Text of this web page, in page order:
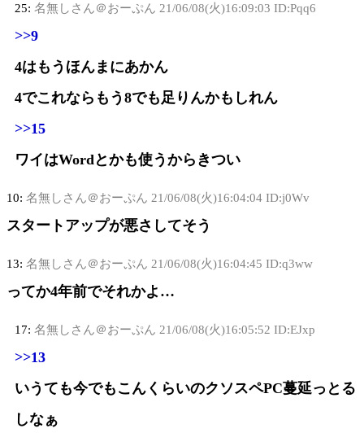
25: 名無しさん＠おーぷん 21/06/08(火)16:09:03 ID:Pqq6
>>9
4はもうほんまにあかん
4でこれならもう8でも足りんかもしれん
>>15
ワイはWordとかも使うからきつい
10: 名無しさん＠おーぷん 21/06/08(火)16:04:04 ID:j0Wv
スタートアップが悪さしてそう
13: 名無しさん＠おーぷん 21/06/08(火)16:04:45 ID:q3ww
ってか4年前でそれかよ…
17: 名無しさん＠おーぷん 21/06/08(火)16:05:52 ID:EJxp
>>13
いうても今でもこんくらいのクソスペPC蔓延っとる
しなぁ